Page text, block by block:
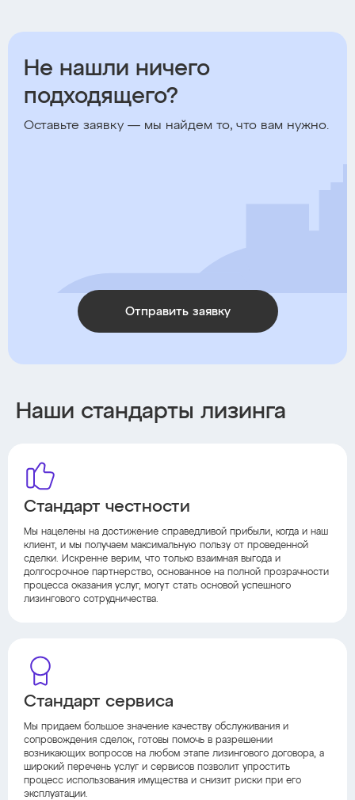
Не нашли ничего
подходящего?
Оставьте заявку — мы найдем то, что вам нужно.
Отправить заявку
Наши стандарты лизинга
Стандарт честности
Мы нацелены на достижение справедливой прибыли, когда и наш
клиент, и мы получаем максимальную пользу от проведенной
сделки. Искренне верим, что только взаимная выгода и
долгосрочное партнерство, основанное на полной прозрачности
процесса оказания услуг, могут стать основой успешного
лизингового сотрудничества.
Стандарт сервиса
Мы придаем большое значение качеству обслуживания и
сопровождения сделок, готовы помочь в разрешении
возникающих вопросов на любом этапе лизингового договора, а
широкий перечень услуг и сервисов позволит упростить
процесс использования имущества и снизит риски при его
эксплуатации.